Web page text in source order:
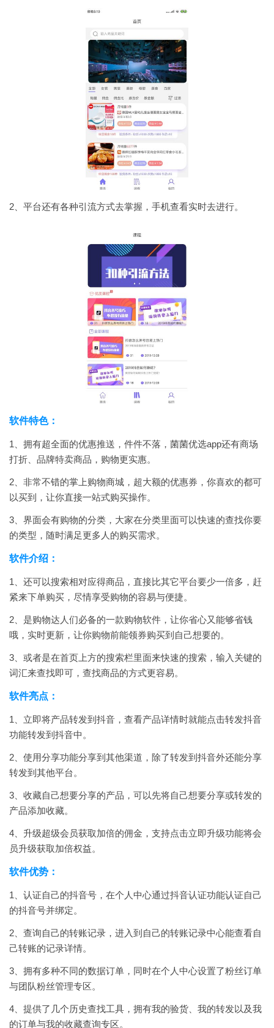
2、平台还有各种引流方式去掌握，手机查看实时去进行。
软件特色：
1、拥有超全面的优惠推送，件件不落，菌菌优选app还有商场
打折、品牌特卖商品，购物更实惠。
2、非常不错的掌上购物商城，超大额的优惠券，你喜欢的都可
以买到，让你直接一站式购买操作。
3、界面会有购物的分类，大家在分类里面可以快速的查找你要
的类型，随时满足更多人的购买需求。
软件介绍：
1、还可以搜索相对应得商品，直接比其它平台要少一倍多，赶
紧来下单购买，尽情享受购物的容易与便捷。
2、是购物达人们必备的一款购物软件，让你省心又能够省钱
哦，实时更新，让你购物前能领券购买到自己想要的。
3、或者是在首页上方的搜索栏里面来快速的搜索，输入关键的
词汇来查找即可，查找商品的方式更容易。
软件亮点：
1、立即将产品转发到抖音，查看产品详情时就能点击转发抖音
功能转发到抖音中。
2、使用分享功能分享到其他渠道，除了转发到抖音外还能分享
转发到其他平台。
3、收藏自己想要分享的产品，可以先将自己想要分享或转发的
产品添加收藏。
4、升级超级会员获取加倍的佣金，支持点击立即升级功能将会
员升级获取加倍权益。
软件优势：
1、认证自己的抖音号，在个人中心通过抖音认证功能认证自己
的抖音号并绑定。
2、查询自己的转账记录，进入到自己的转账记录中心能查看自
己转账的记录详情。
3、拥有多种不同的数据订单，同时在个人中心设置了粉丝订单
与团队粉丝管理专区。
4、提供了几个历史查找工具，拥有我的验货、我的转发以及我
的订单与我的收藏查询专区。